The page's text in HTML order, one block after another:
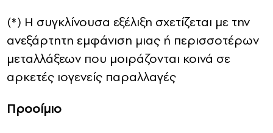
(*) Η συγκλίνουσα εξέλιξη σχετίζεται με την
ανεξάρτητη εμφάνιση μιας ή περισσοτέρων
μεταλλάξεων που μοιράζονται κοινά σε
αρκετές ιογενείς παραλλαγές
Προοίμιο